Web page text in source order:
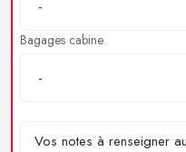
Bagages cabine